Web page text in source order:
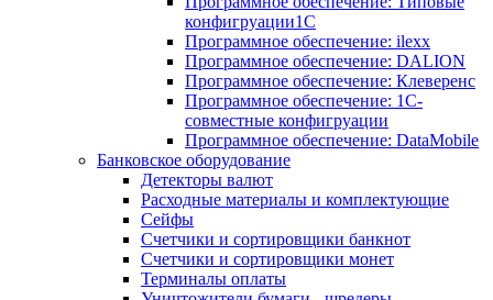
конфигруации1С
Программное обеспечение: ilexx
Программное обеспечение: DALION
Программное обеспечение: Клеверенс
Программное обеспечение: 1С-
совместные конфигруации
Программное обеспечение: DataMobile
Банковское оборудование
Детекторы валют
Расходные материалы и комплектующие
Сейфы
Счетчики и сортировщики банкнот
Счетчики и сортировщики монет
Терминалы оплаты